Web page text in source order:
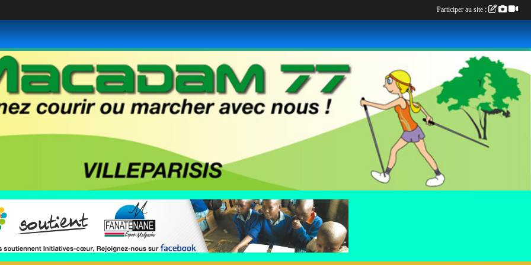
Participer au site :